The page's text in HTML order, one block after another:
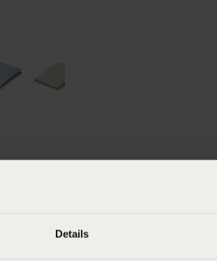
Details
Wil je het product in de winkel